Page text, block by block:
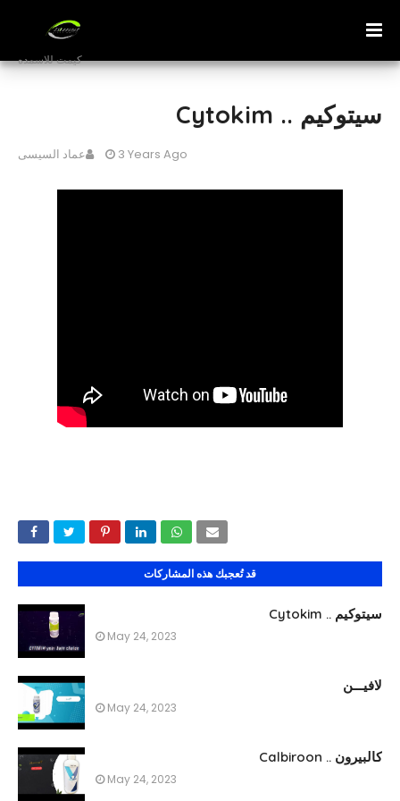
كيمت للاسمده
سيتوكيم .. Cytokim
عماد السيسى 3 Years Ago
قد تُعجبك هذه المشاركات
سيتوكيم .. Cytokim
May 24, 2023
لافيـــن
May 24, 2023
كالبيرون .. Calbiroon
May 24, 2023